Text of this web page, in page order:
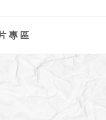
專區